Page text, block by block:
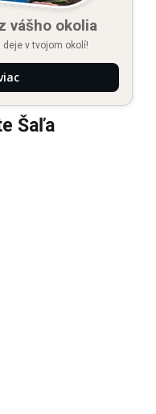
vášho okolia
deje v tvojom okolí!
Šaľa